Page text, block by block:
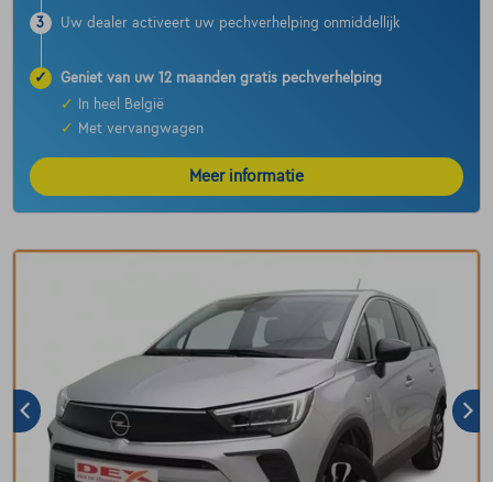
3 Uw dealer activeert uw pechverhelping onmiddellijk
✓
Geniet van uw 12 maanden gratis pechverhelping
✓
In heel België
✓
Met vervangwagen
Meer informatie